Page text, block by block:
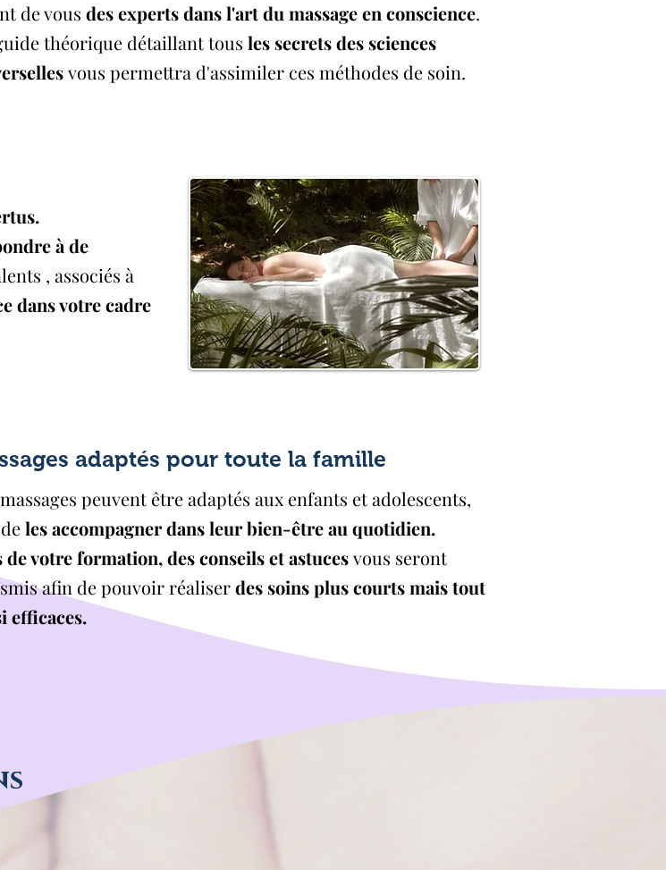
de vous des experts dans l'art du massage en conscience.
théorique détaillant tous les secrets des sciences
vous permettra d'assimiler ces méthodes de soin.
à de
, associés à
dans votre cadre
adaptés pour toute la famille
peuvent être adaptés aux enfants et adolescents,
les accompagner dans leur bien-être au quotidien.
de votre formation, des conseils et astucesvous seront
afin de pouvoir réaliserdes soins plus courts mais tout
efficaces.